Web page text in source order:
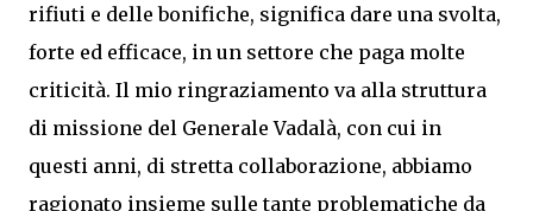
rifiuti e delle bonifiche, significa dare una svolta,
forte ed efficace, in un settore che paga molte
criticità. Il mio ringraziamento va alla struttura
di missione del Generale Vadalà, con cui in
questi anni, di stretta collaborazione, abbiamo
ragionato insieme sulle tante problematiche da